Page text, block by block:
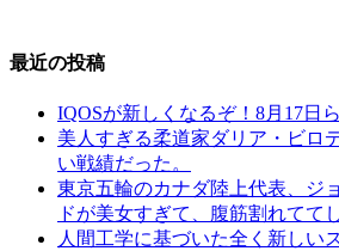
最近の投稿
IQOSが新しくなるぞ！8月17日
美人すぎる柔道家ダリア・ビロ
い戦績だった。
東京五輪のカナダ陸上代表、ジ
ドが美女すぎて、腹筋割れてて
人間工学に基づいた全く新しい